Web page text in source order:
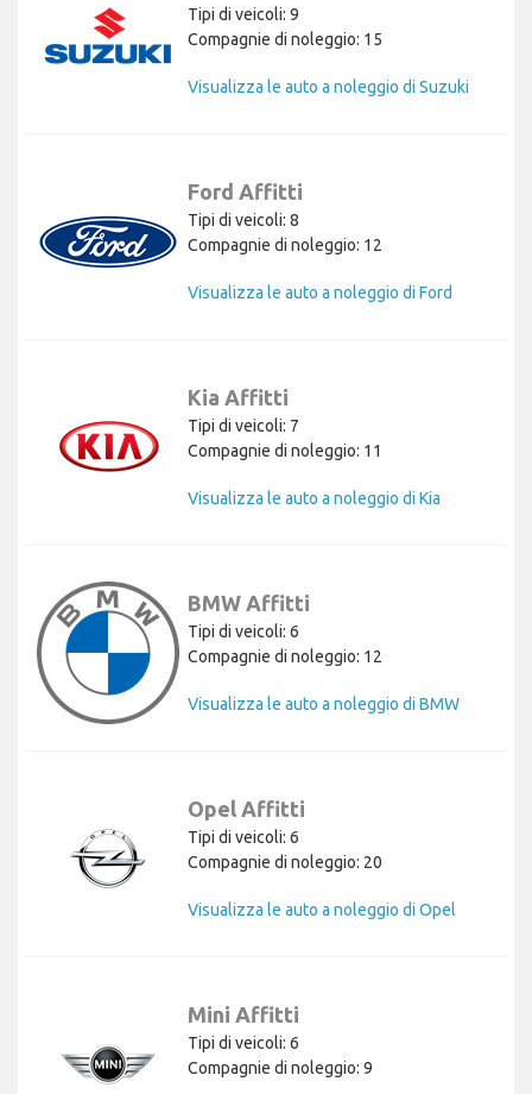
Tipi di veicoli: 9
Compagnie di noleggio: 15
Visualizza le auto a noleggio di Suzuki
Ford Affitti
Tipi di veicoli: 8
Compagnie di noleggio: 12
Visualizza le auto a noleggio di Ford
Kia Affitti
Tipi di veicoli: 7
Compagnie di noleggio: 11
Visualizza le auto a noleggio di Kia
BMW Affitti
Tipi di veicoli: 6
Compagnie di noleggio: 12
Visualizza le auto a noleggio di BMW
Opel Affitti
Tipi di veicoli: 6
Compagnie di noleggio: 20
Visualizza le auto a noleggio di Opel
Mini Affitti
Tipi di veicoli: 6
Compagnie di noleggio: 9